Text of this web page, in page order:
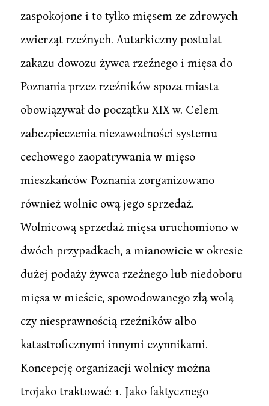
zaspokojone i to tylko mięsem ze zdrowych
zwierząt rzeźnych. Autarkiczny postulat
zakazu dowozu żywca rzeźnego i mięsa do
Poznania przez rzeźników spoza miasta
obowiązywał do początku XIX w. Celem
zabezpieczenia niezawodności systemu
cechowego zaopatrywania w mięso
mieszkańców Poznania zorganizowano
również wolnic ową jego sprzedaż.
Wolnicową sprzedaż mięsa uruchomiono w
dwóch przypadkach, a mianowicie w okresie
dużej podaży żywca rzeźnego lub niedoboru
mięsa w mieście, spowodowanego złą wolą
czy niesprawnością rzeźników albo
katastroficznymi innymi czynnikami.
Koncepcję organizacji wolnicy można
trojako traktować: 1. Jako faktycznego